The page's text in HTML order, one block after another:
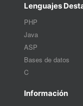
Lenguajes
PHP
Java
ASP
Bases de datos
C
Información